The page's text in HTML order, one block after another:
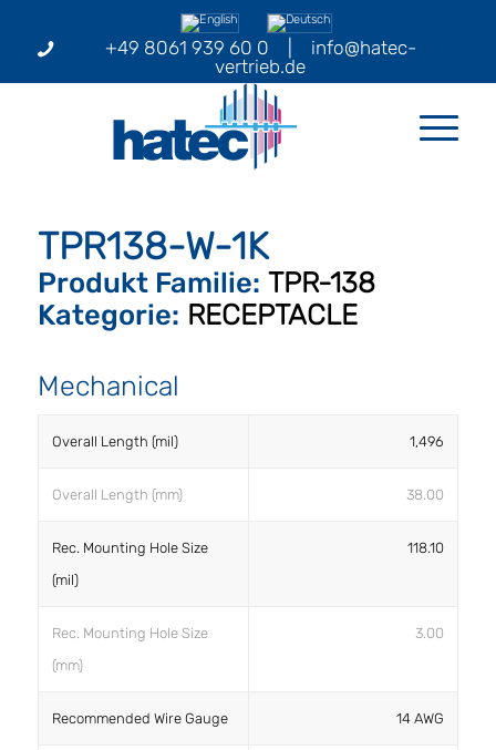
+49 8061 939 60 0
info@hatec-
vertrieb.de
TPR138-W-1K
Produkt Familie: TPR-138
Kategorie: RECEPTACLE
Mechanical
Overall Length (mil) 1,496
Overall Length (mm) 38.00
Rec. Mounting Hole Size
(mil)
118.10
Rec. Mounting Hole Size
(mm)
3.00
Recommended Wire Gauge 14 AWG